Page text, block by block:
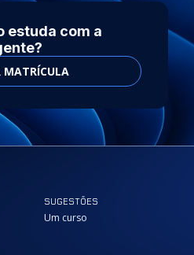
estuda com a
MATRÍCULA
SUGESTÕES
Um curso